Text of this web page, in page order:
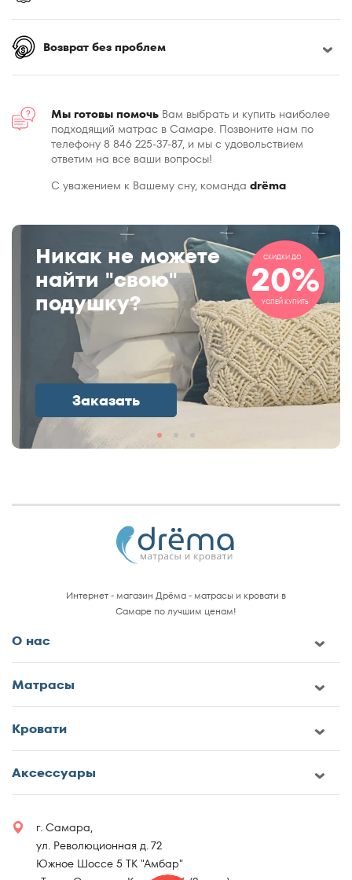
Возврат без проблем
Мы готовы помочь Вам выбрать и купить наиболее
подходящий матрас в Самаре. Позвоните нам по
телефону 8 846 225-37-87, и мы с удовольствием
ответим на все ваши вопросы!
С уважением к Вашему сну, команда drёma
Никак не можете
найти "свою"
подушку?
Заказать
СКИДКИ ДО
20%
УСПЕЙ КУПИТЬ
Интернет - магазин Дрёма - матрасы и кровати в
Самаре по лучшим ценам!
О нас
Матрасы
Кровати
Аксессуары
г. Самара,
ул. Революционная д. 72
Южное Шоссе 5 ТК "Амбар"